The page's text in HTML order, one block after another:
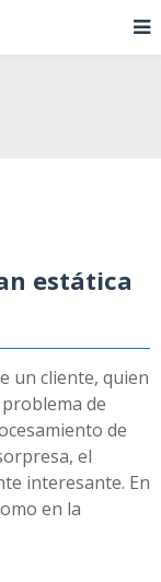
estática
un cliente, quien
de
de
el
interesante. En
en la